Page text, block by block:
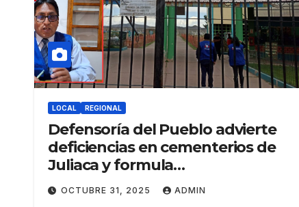
LOCAL REGIONAL
Defensoría del Pueblo advierte
deficiencias en cementerios de
Juliaca y formula
recomendaciones preventivas
por el Día de los Difuntos
OCTUBRE 31, 2025 ADMIN